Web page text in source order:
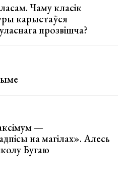
Чаму класік
карыстаўся
прозвішча?
—
на магілах». Алесь
Бугаю